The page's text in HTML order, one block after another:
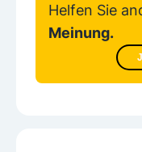
Helfen Sie
Meinung.